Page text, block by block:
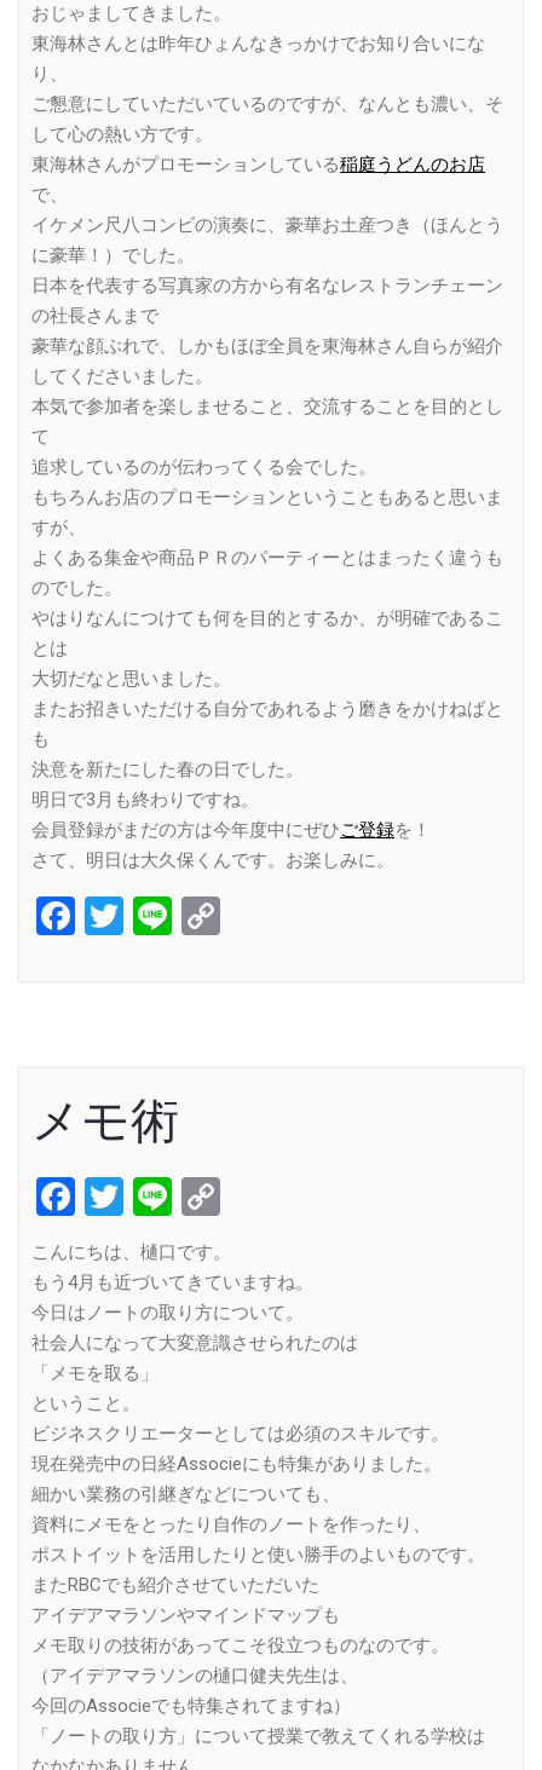
おじゃましてきました。
東海林さんとは昨年ひょんなきっかけでお知り合いにな
り、
ご懇意にしていただいているのですが、なんとも濃い、そ
して心の熱い方です。
東海林さんがプロモーションしている稲庭うどんのお店
で、
イケメン尺八コンビの演奏に、豪華お土産つき（ほんとう
に豪華！）でした。
日本を代表する写真家の方から有名なレストランチェーン
の社長さんまで
豪華な顔ぶれで、しかもほぼ全員を東海林さん自らが紹介
してくださいました。
本気で参加者を楽しませること、交流することを目的とし
て
追求しているのが伝わってくる会でした。
もちろんお店のプロモーションということもあると思いま
すが、
よくある集金や商品ＰＲのパーティーとはまったく違うも
のでした。
やはりなんにつけても何を目的とするか、が明確であるこ
とは
大切だなと思いました。
またお招きいただける自分であれるよう磨きをかけねばと
も
決意を新たにした春の日でした。
明日で3月も終わりですね。
会員登録がまだの方は今年度中にぜひご登録を！
さて、明日は大久保くんです。お楽しみに。
Facebook
Twitter
Line
メモ術
Facebook
Twitter
Line
こんにちは、樋口です。
もう4月も近づいてきていますね。
今日はノートの取り方について。
社会人になって大変意識させられたのは
「メモを取る」
ということ。
ビジネスクリエーターとしては必須のスキルです。
現在発売中の日経Associeにも特集がありました。
細かい業務の引継ぎなどについても、
資料にメモをとったり自作のノートを作ったり、
ポストイットを活用したりと使い勝手のよいものです。
またRBCでも紹介させていただいた
アイデアマラソンやマインドマップも
メモ取りの技術があってこそ役立つものなのです。
（アイデアマラソンの樋口健夫先生は、
今回のAssocieでも特集されてますね）
「ノートの取り方」について授業で教えてくれる学校は